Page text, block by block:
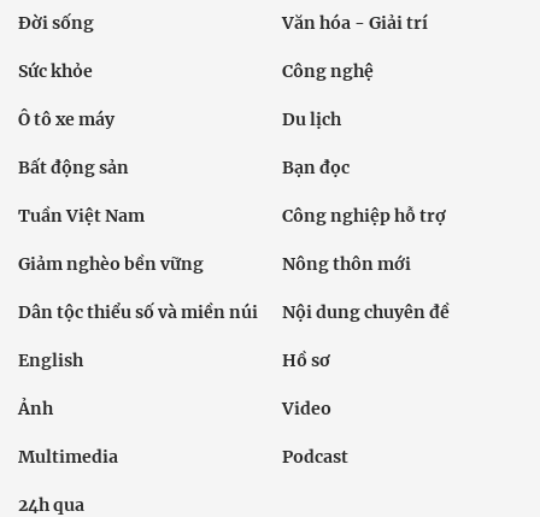
Đời sống Văn hóa - Giải trí
Sức khỏe Công nghệ
Ô tô xe máy Du lịch
Bất động sản Bạn đọc
Tuần Việt Nam Công nghiệp hỗ trợ
Giảm nghèo bền vững Nông thôn mới
Dân tộc thiểu số và miền núi Nội dung chuyên đề
English Hồ sơ
Ảnh Video
Multimedia Podcast
24h qua